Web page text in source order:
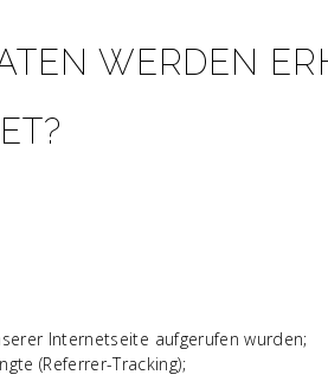
WERDEN
Internetseite aufgerufen wurden;
(Referrer-Tracking);